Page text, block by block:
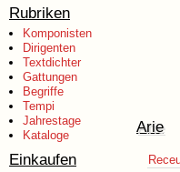
Rubriken
Komponisten
Dirigenten
Textdichter
Gattungen
Begriffe
Tempi
Jahrestage
Kataloge
Einkaufen
Arie